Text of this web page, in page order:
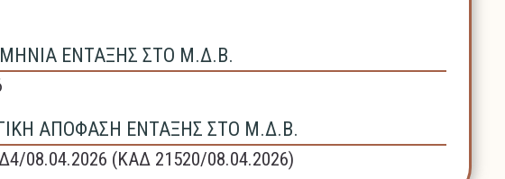
ΕΝΤΑΞΗΣ ΣΤΟ Μ.Δ.Β.
ΑΠΟΦΑΣΗ ΕΝΤΑΞΗΣ ΣΤΟ Μ.Δ.Β.
08.04.2026 (ΚΑΔ 21520/08.04.2026)